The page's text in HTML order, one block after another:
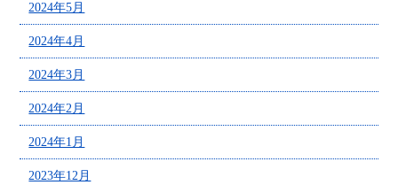
2024年5月
2024年4月
2024年3月
2024年2月
2024年1月
2023年12月